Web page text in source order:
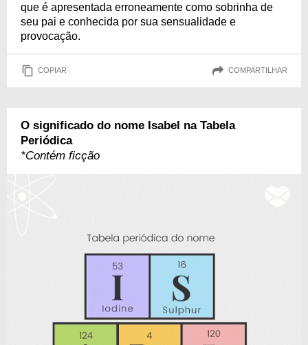
que é apresentada erroneamente como sobrinha de
seu pai e conhecida por sua sensualidade e
provocação.
COPIAR COMPARTILHAR
O significado do nome Isabel na Tabela
Periódica
*Contém ficção